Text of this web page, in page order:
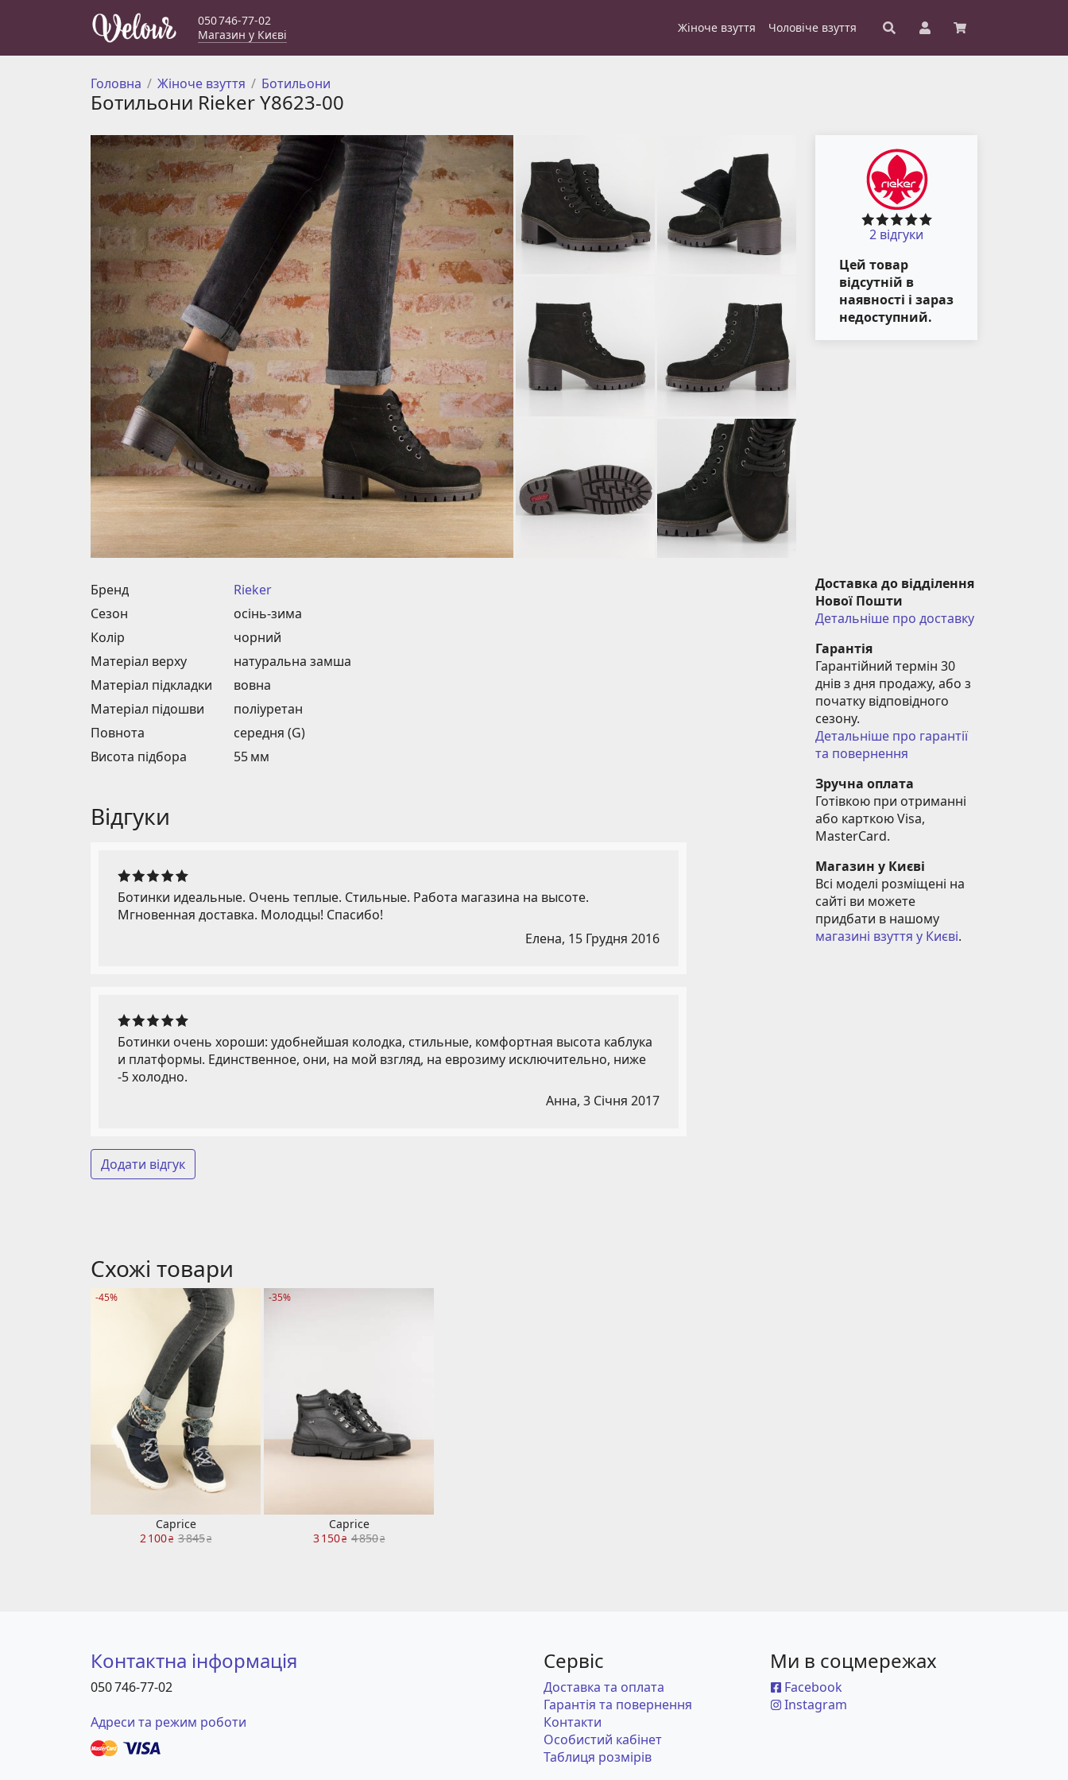
050 746-77-02
Магазин у Києві
Жіноче взуття Чоловіче взуття
Головна Жіноче взуття Ботильони
Ботильони Rieker Y8623-00
2 відгуки
Цей товар
відсутній в
наявності і зараз
недоступний.
Бренд
Rieker
Сезон
осінь-зима
Колір
чорний
Матеріал верху
натуральна замша
Матеріал підкладки
вовна
Матеріал підошви
поліуретан
Повнота
середня (G)
Висота підбора
55 мм
Відгуки
Ботинки идеальные. Очень теплые. Стильные. Работа магазина на высоте.
Мгновенная доставка. Молодцы! Спасибо!
Елена, 15 Грудня 2016
Ботинки очень хороши: удобнейшая колодка, стильные, комфортная высота каблука
и платформы. Единственное, они, на мой взгляд, на еврозиму исключительно, ниже
-5 холодно.
Анна, 3 Січня 2017
Додати відгук
Доставка до відділення
Нової Пошти
Детальніше про доставку
Гарантія
Гарантійний термін 30
днів з дня продажу, або з
початку відповідного
сезону.
Детальніше про гарантії
та повернення
Зручна оплата
Готівкою при отриманні
або карткою Visa,
MasterCard.
Магазин у Києві
Всі моделі розміщені на
сайті ви можете
магазині взуття у Києві.
Схожі товари
-45%
Caprice
2 100₴ 3 845₴
-35%
Caprice
3 150₴ 4 850₴
Контактна інформація
050 746-77-02
Адреси та режим роботи
Сервіс
Доставка та оплата
Гарантія та повернення
Контакти
Особистий кабінет
Таблиця розмірів
Ми в соцмережах
Facebook
Instagram